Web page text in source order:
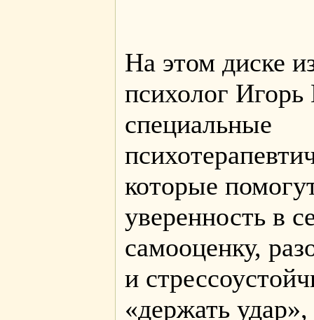
На этом диске
психолог Игорь
специальные
которые
уверенность в
самооценку,
и
«держать